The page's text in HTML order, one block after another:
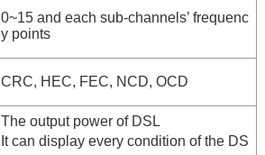
0~15 and each sub-channels’ frequenc
y points
CRC, HEC, FEC, NCD, OCD
The output power of DSL
It can display every condition of the DS